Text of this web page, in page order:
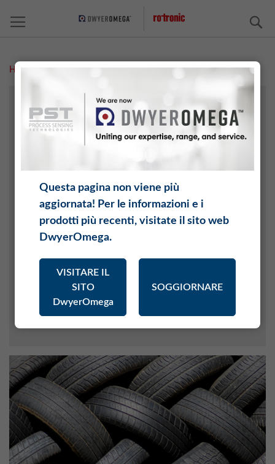
Home Gomma
TECNOLOGIA AGRICOLA
ARCHIVI / ESPOSIZIONI
INTERNET DELLE COSE (IOT)
TECNOLOGIA DI CLIMATIZZAZIONE
MEDICINA
METEOROLOGIA
INDUSTRIA FARMACEUTICA
Questa pagina non viene più
aggiornata! Per le informazioni e i
prodotti più recenti, visitate il sito web
DwyerOmega.
VISITARE IL
SITO
DwyerOmega
SOGGIORNARE